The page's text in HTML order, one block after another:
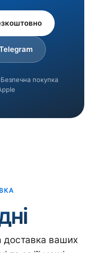
покупка
доставка ваших